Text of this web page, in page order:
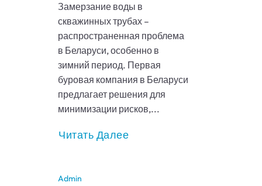
Замерзание воды в
скважинных трубах –
распространенная проблема
в Беларуси, особенно в
зимний период. Первая
буровая компания в Беларуси
предлагает решения для
минимизации рисков,...
Читать Далее
Admin